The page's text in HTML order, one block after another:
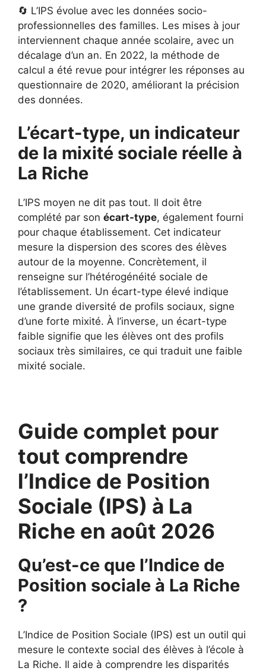
🔄 L’IPS évolue avec les données socio-
professionnelles des familles. Les mises à jour
interviennent chaque année scolaire, avec un
décalage d’un an. En 2022, la méthode de
calcul a été revue pour intégrer les réponses au
questionnaire de 2020, améliorant la précision
des données.
L’écart-type, un indicateur
de la mixité sociale réelle à
La Riche
L’IPS moyen ne dit pas tout. Il doit être
complété par son écart-type, également fourni
pour chaque établissement. Cet indicateur
mesure la dispersion des scores des élèves
autour de la moyenne. Concrètement, il
renseigne sur l’hétérogénéité sociale de
l’établissement. Un écart-type élevé indique
une grande diversité de profils sociaux, signe
d’une forte mixité. À l’inverse, un écart-type
faible signifie que les élèves ont des profils
sociaux très similaires, ce qui traduit une faible
mixité sociale.
Guide complet pour
tout comprendre
l’Indice de Position
Sociale (IPS) à La
Riche en août 2026
Qu’est-ce que l’Indice de
Position sociale à La Riche
?
L’Indice de Position Sociale (IPS) est un outil qui
mesure le contexte social des élèves à l’école à
La Riche. Il aide à comprendre les disparités